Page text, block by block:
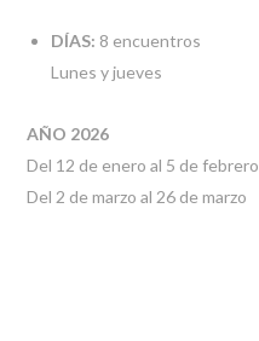
DÍAS: 8 encuentros
Lunes y jueves
AÑO 2026
Del 12 de enero al 5 de febrero
Del 2 de marzo al 26 de marzo